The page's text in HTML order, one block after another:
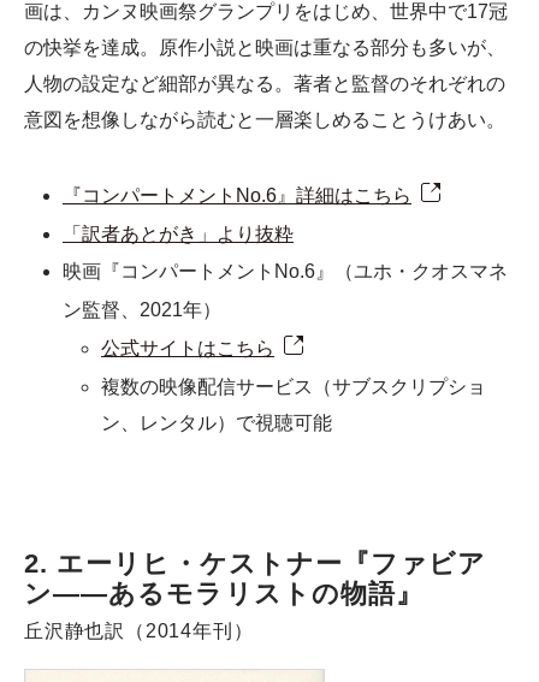
画は、カンヌ映画祭グランプリをはじめ、世界中で17冠
の快挙を達成。原作小説と映画は重なる部分も多いが、
人物の設定など細部が異なる。著者と監督のそれぞれの
意図を想像しながら読むと一層楽しめることうけあい。
『コンパートメントNo.6』詳細はこちら
「訳者あとがき」より抜粋
映画『コンパートメントNo.6』（ユホ・クオスマネ
ン監督、2021年）
公式サイトはこちら
複数の映像配信サービス（サブスクリプショ
ン、レンタル）で視聴可能
2. エーリヒ・ケストナー『ファビア
ン――あるモラリストの物語』
丘沢静也訳（2014年刊）